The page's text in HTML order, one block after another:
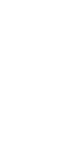
-
-
-
-